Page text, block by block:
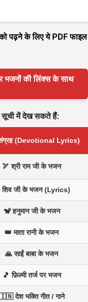
पढ़ने के लिए ये PDF फाइल
भजनों की लिंक्स के साथ
सूची में देख सकते हैं:
(Devotional Lyrics)
🏹 श्री राम जी के भजन
शिव जी के भजन (Lyrics)
🐒 हनुमान जी के भजन
👑 माता रानी के भजन
🙏 साईं बाबा के भजन
🎵 फ़िल्मी तर्ज पर भजन
देश भक्ति गीत / गाने